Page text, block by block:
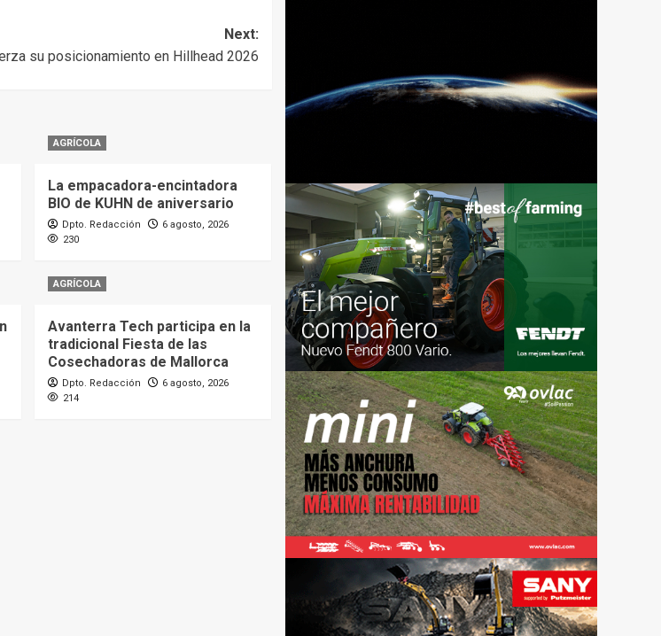
Next:
su posicionamiento en Hillhead 2026
AGRÍCOLA
La empacadora-encintadora
BIO de KUHN de aniversario
Dpto. Redacción
6 agosto, 2026
230
AGRÍCOLA
Avanterra Tech participa en la
tradicional Fiesta de las
Cosechadoras de Mallorca
Dpto. Redacción
6 agosto, 2026
214